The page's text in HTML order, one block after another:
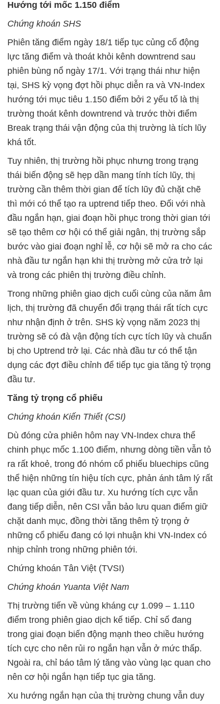
Hướng tới mốc 1.150 điểm
Chứng khoán SHS
Phiên tăng điểm ngày 18/1 tiếp tục củng cố động
lực tăng điểm và thoát khỏi kênh downtrend sau
phiên bùng nổ ngày 17/1. Với trạng thái như hiện
tại, SHS kỳ vọng đợt hồi phục diễn ra và VN-Index
hướng tới mục tiêu 1.150 điểm bởi 2 yếu tố là thị
trường thoát kênh downtrend và trước thời điểm
Break trạng thái vận động của thị trường là tích lũy
khá tốt.
Tuy nhiên, thị trường hồi phục nhưng trong trạng
thái biến động sẽ hẹp dần mang tính tích lũy, thị
trường cần thêm thời gian để tích lũy đủ chặt chẽ
thì mới có thể tạo ra uptrend tiếp theo. Đối với nhà
đầu ngắn hạn, giai đoạn hồi phục trong thời gian tới
sẽ tạo thêm cơ hội có thể giải ngân, thị trường sắp
bước vào giai đoạn nghỉ lễ, cơ hội sẽ mở ra cho các
nhà đầu tư ngắn hạn khi thị trường mở cửa trở lại
và trong các phiên thị trường điều chỉnh.
Trong những phiên giao dịch cuối cùng của năm âm
lịch, thị trường đã chuyển đổi trạng thái rất tích cực
như nhận định ở trên. SHS kỳ vọng năm 2023 thị
trường sẽ có đà vận động tích cực tích lũy và chuẩn
bị cho Uptrend trở lại. Các nhà đầu tư có thể tận
dụng các đợt điều chỉnh để tiếp tục gia tăng tỷ trọng
đầu tư.
Tăng tỷ trọng cổ phiếu
Chứng khoán Kiến Thiết (CSI)
Dù đóng cửa phiên hôm nay VN-Index chưa thể
chinh phục mốc 1.100 điểm, nhưng dòng tiền vẫn tỏ
ra rất khoẻ, trong đó nhóm cổ phiếu bluechips cũng
thể hiện những tín hiệu tích cực, phản ánh tâm lý rất
lạc quan của giới đầu tư. Xu hướng tích cực vẫn
đang tiếp diễn, nên CSI vẫn bảo lưu quan điểm giữ
chặt danh mục, đồng thời tăng thêm tỷ trọng ở
những cổ phiếu đang có lợi nhuận khi VN-Index có
nhịp chỉnh trong những phiên tới.
Chứng khoán Tân Việt (TVSI)
Chứng khoán Yuanta Việt Nam
Thị trường tiến về vùng kháng cự 1.099 – 1.110
điểm trong phiên giao dịch kế tiếp. Chỉ số đang
trong giai đoạn biến động mạnh theo chiều hướng
tích cực cho nên rủi ro ngắn hạn vẫn ở mức thấp.
Ngoài ra, chỉ báo tâm lý tăng vào vùng lạc quan cho
nên cơ hội ngắn hạn tiếp tục gia tăng.
Xu hướng ngắn hạn của thị trường chung vẫn duy